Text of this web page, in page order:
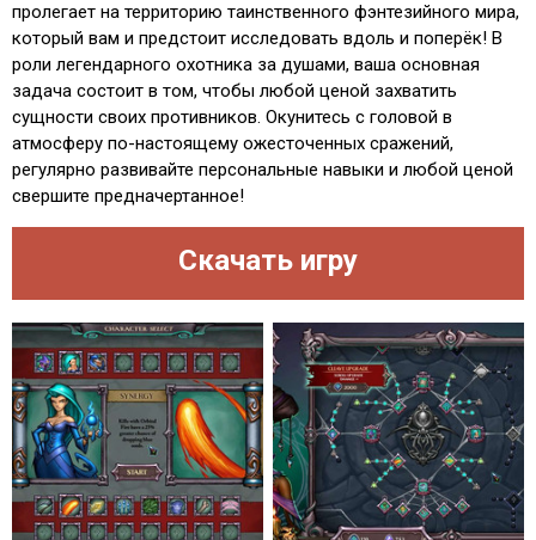
пролегает на территорию таинственного фэнтезийного мира,
который вам и предстоит исследовать вдоль и поперёк! В
роли легендарного охотника за душами, ваша основная
задача состоит в том, чтобы любой ценой захватить
сущности своих противников. Окунитесь с головой в
атмосферу по-настоящему ожесточенных сражений,
регулярно развивайте персональные навыки и любой ценой
свершите предначертанное!
Скачать игру